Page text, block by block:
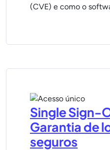
(CVE) e como o
Single Sign-
Garantia de
seguros